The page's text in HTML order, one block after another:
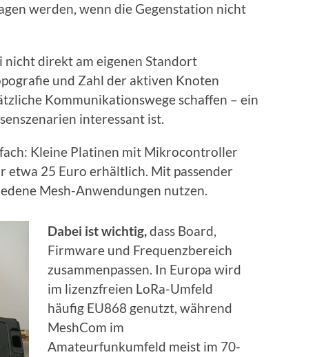
werden, wenn die Gegenstation nicht
nicht direkt am eigenen Standort
und Zahl der aktiven Knoten
Kommunikationswege schaffen – ein
interessant ist.
Kleine Platinen mit Mikrocontroller
etwa 25 Euro erhältlich. Mit passender
Mesh-Anwendungen nutzen.
Dabei ist wichtig,dass Board,
Firmware und Frequenzbereich
zusammenpassen. In Europa wird
im lizenzfreien LoRa-Umfeld
häufig EU868 genutzt, während
MeshCom im
Amateurfunkumfeld meist im 70-